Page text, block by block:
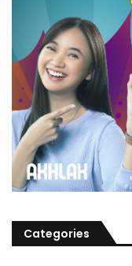
Categories